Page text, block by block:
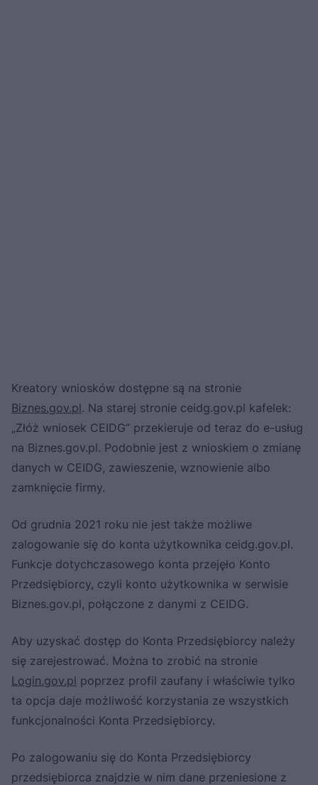
Kreatory wniosków dostępne są na stronie
Biznes.gov.pl. Na starej stronie ceidg.gov.pl kafelek:
„Złóż wniosek CEIDG” przekieruje od teraz do e-usług
na Biznes.gov.pl. Podobnie jest z wnioskiem o zmianę
danych w CEIDG, zawieszenie, wznowienie albo
zamknięcie firmy.
Od grudnia 2021 roku nie jest także możliwe
zalogowanie się do konta użytkownika ceidg.gov.pl.
Funkcje dotychczasowego konta przejęło Konto
Przedsiębiorcy, czyli konto użytkownika w serwisie
Biznes.gov.pl, połączone z danymi z CEIDG.
Aby uzyskać dostęp do Konta Przedsiębiorcy należy
się zarejestrować. Można to zrobić na stronie
Login.gov.pl poprzez profil zaufany i właściwie tylko
ta opcja daje możliwość korzystania ze wszystkich
funkcjonalności Konta Przedsiębiorcy.
Po zalogowaniu się do Konta Przedsiębiorcy
przedsiębiorca znajdzie w nim dane przeniesione z